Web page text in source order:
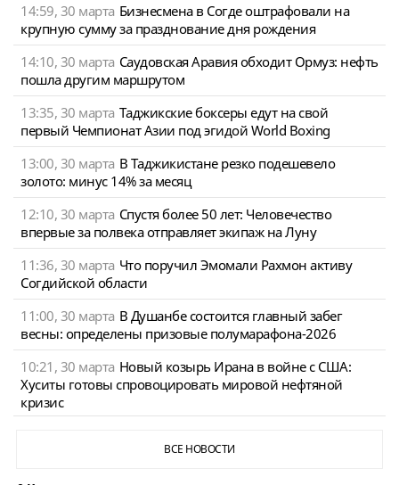
14:59, 30 марта Бизнесмена в Согде оштрафовали на
крупную сумму за празднование дня рождения
14:10, 30 марта Саудовская Аравия обходит Ормуз: нефть
пошла другим маршрутом
13:35, 30 марта Таджикские боксеры едут на свой
первый Чемпионат Азии под эгидой World Boxing
13:00, 30 марта В Таджикистане резко подешевело
золото: минус 14% за месяц
12:10, 30 марта Спустя более 50 лет: Человечество
впервые за полвека отправляет экипаж на Луну
11:36, 30 марта Что поручил Эмомали Рахмон активу
Согдийской области
11:00, 30 марта В Душанбе состоится главный забег
весны: определены призовые полумарафона-2026
10:21, 30 марта Новый козырь Ирана в войне с США:
Хуситы готовы спровоцировать мировой нефтяной
кризис
ВСЕ НОВОСТИ